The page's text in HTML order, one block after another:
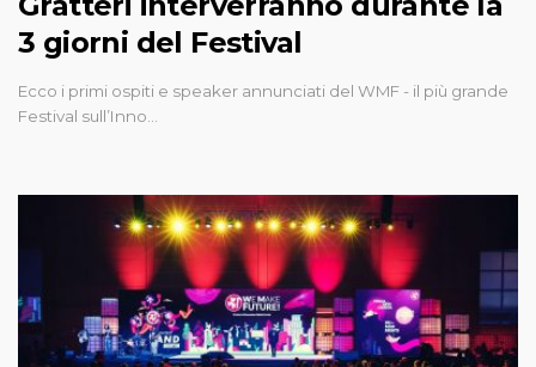
3 giorni del Festival
Ecco i primi ospiti e speaker annunciati del WMF - il più grande
Festival sull’Inno…